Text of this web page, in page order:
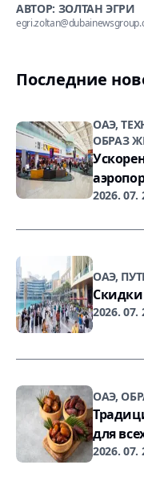
АВТОР: ЗОЛТАН ЭГРИ
Последние
ОАЭ,
ОБРАЗ
2026. 07.
ОАЭ,
Скидки
2026. 07.
ОАЭ,
для
2026. 07.